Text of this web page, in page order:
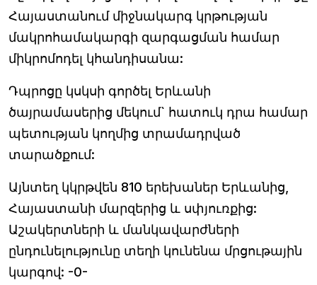
Հայաստանում միջնակարգ կրթության
մակրոհամակարգի զարգացման համար
միկրոմոդել կհանդիսանա:
Դպրոցը կսկսի գործել Երևանի
ծայրամասերից մեկում` հատուկ դրա համար
պետության կողմից տրամադրված
տարածքում:
Այնտեղ կկրթվեն 810 երեխաներ Երևանից,
Հայաստանի մարզերից և սփյուռքից:
Աշակերտների և մանկավարժների
ընդունելությունը տեղի կունենա մրցութային
կարգով: -0-